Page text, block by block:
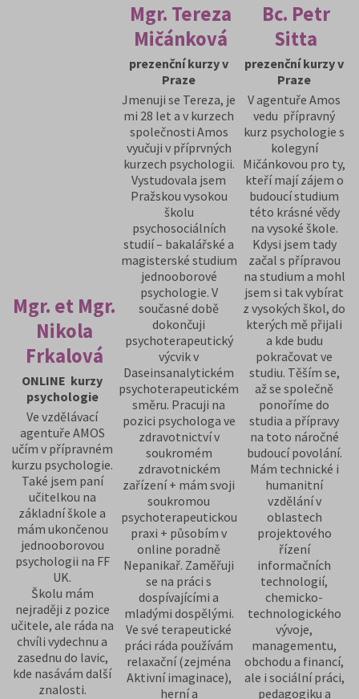
Mgr. et Mgr.
Nikola
Frkalová
ONLINE kurzy
psychologie
Ve vzdělávací
agentuře AMOS
učím v přípravném
kurzu psychologie.
Také jsem paní
učitelkou na
základní škole a
mám ukončenou
jednooborovou
psychologii na FF
UK.
Školu mám
nejraději z pozice
učitele, ale ráda na
chvíli vydechnu a
zasednu do lavic,
kde nasávám další
znalosti.
Mgr. Tereza
Mičánková
prezenční kurzy v
Praze
Jmenuji se Tereza, je
mi 28 let a v kurzech
společnosti Amos
vyučuji v příprvných
kurzech psychologii.
Vystudovala jsem
Pražskou vysokou
školu
psychosociálních
studií – bakalářské a
magisterské studium
jednooborové
psychologie. V
současné době
dokončuji
psychoterapeutický
výcvik v
Daseinsanalytickém
psychoterapeutickém
směru. Pracuji na
pozici psychologa ve
zdravotnictví v
soukromém
zdravotnickém
zařízení + mám svoji
soukromou
psychoterapeutickou
praxi + působím v
online poradně
Nepanikař. Zaměřuji
se na práci s
dospívajícími a
mladými dospělými.
Ve své terapeutické
práci ráda používám
relaxační (zejména
Aktivní imaginace),
herní a
Bc. Petr
Sitta
prezenční kurzy v
Praze
V agentuře Amos
vedu přípravný
kurz psychologie s
kolegyní
Mičánkovou pro ty,
kteří mají zájem o
budoucí studium
této krásné vědy
na vysoké škole.
Kdysi jsem tady
začal s přípravou
na studium a mohl
jsem si tak vybírat
z vysokých škol, do
kterých mě přijali
a kde budu
pokračovat ve
studiu. Těším se,
až se společně
ponoříme do
studia a přípravy
na toto náročné
budoucí povolání.
Mám technické i
humanitní
vzdělání v
oblastech
projektového
řízení
informačních
technologií,
chemicko-
technologického
vývoje,
managementu,
obchodu a financí,
ale i sociální práci,
pedagogiku a